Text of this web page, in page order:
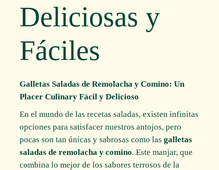
Deliciosas y
Fáciles
Galletas Saladas de Remolacha y Comino: Un
Placer Culinary Fácil y Delicioso
En el mundo de las recetas saladas, existen infinitas
opciones para satisfacer nuestros antojos, pero
pocas son tan únicas y sabrosas como lasgalletas
saladas de remolacha y comino. Este manjar, que
combina lo mejor de los sabores terrosos de la